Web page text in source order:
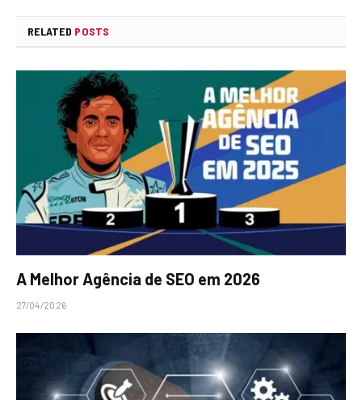
RELATED POSTS
A Melhor Agência de SEO em 2026
27/04/2026